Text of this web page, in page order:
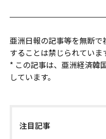
亜洲日報の記事等を無断
することは禁じられていま
* この記事は、亜洲経済韓
しています。
注目記事